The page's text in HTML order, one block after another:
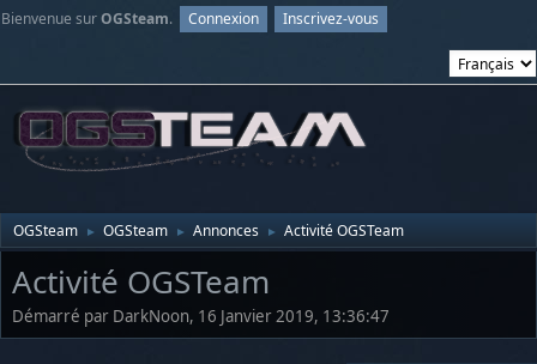
Bienvenue surOGSteam. Connexion Inscrivez-vous
OGSteam ► OGSteam ► Annonces ► Activité OGSTeam
Activité OGSTeam
Démarré par DarkNoon, 16 Janvier 2019, 13:36:47